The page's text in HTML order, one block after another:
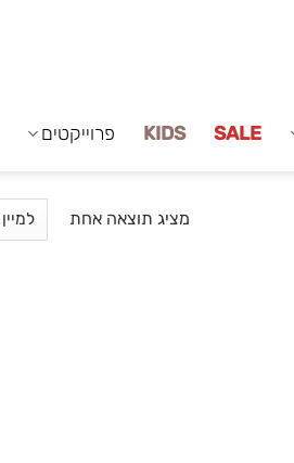
SALE
KIDS פרוייקטים
מציג תוצאה אחת